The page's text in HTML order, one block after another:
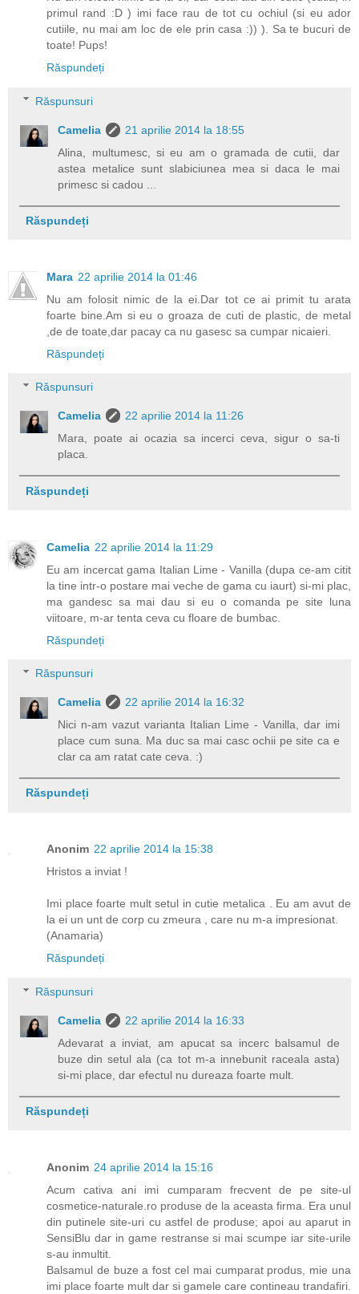
primul rand :D ) imi face rau de tot cu ochiul (si eu ador
cutiile, nu mai am loc de ele prin casa :)) ). Sa te bucuri de
toate! Pups!
Răspundeți
Răspunsuri
Camelia
21 aprilie 2014 la 18:55
Alina, multumesc, si eu am o gramada de cutii, dar
astea metalice sunt slabiciunea mea si daca le mai
primesc si cadou ...
Răspundeți
Mara 22 aprilie 2014 la 01:46
Nu am folosit nimic de la ei.Dar tot ce ai primit tu arata
foarte bine.Am si eu o groaza de cuti de plastic, de metal
,de de toate,dar pacay ca nu gasesc sa cumpar nicaieri.
Răspundeți
Răspunsuri
Camelia
22 aprilie 2014 la 11:26
Mara, poate ai ocazia sa incerci ceva, sigur o sa-ti
placa.
Răspundeți
Camelia 22 aprilie 2014 la 11:29
Eu am incercat gama Italian Lime - Vanilla (dupa ce-am citit
la tine intr-o postare mai veche de gama cu iaurt) si-mi plac,
ma gandesc sa mai dau si eu o comanda pe site luna
viitoare, m-ar tenta ceva cu floare de bumbac.
Răspundeți
Răspunsuri
Camelia
22 aprilie 2014 la 16:32
Nici n-am vazut varianta Italian Lime - Vanilla, dar imi
place cum suna. Ma duc sa mai casc ochii pe site ca e
clar ca am ratat cate ceva. :)
Răspundeți
Anonim 22 aprilie 2014 la 15:38
Hristos a inviat !
Imi place foarte mult setul in cutie metalica . Eu am avut de
la ei un unt de corp cu zmeura , care nu m-a impresionat.
(Anamaria)
Răspundeți
Răspunsuri
Camelia
22 aprilie 2014 la 16:33
Adevarat a inviat, am apucat sa incerc balsamul de
buze din setul ala (ca tot m-a innebunit raceala asta)
si-mi place, dar efectul nu dureaza foarte mult.
Răspundeți
Anonim 24 aprilie 2014 la 15:16
Acum cativa ani imi cumparam frecvent de pe site-ul
cosmetice-naturale.ro produse de la aceasta firma. Era unul
din putinele site-uri cu astfel de produse; apoi au aparut in
SensiBlu dar in game restranse si mai scumpe iar site-urile
s-au inmultit.
Balsamul de buze a fost cel mai cumparat produs, mie una
imi place foarte mult dar si gamele care contineau trandafiri.